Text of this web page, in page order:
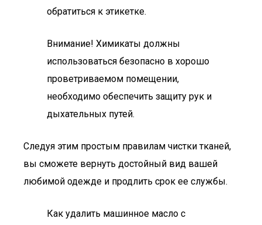
обратиться к этикетке.
Внимание! Химикаты должны
использоваться безопасно в хорошо
проветриваемом помещении,
необходимо обеспечить защиту рук и
дыхательных путей.
Следуя этим простым правилам чистки тканей,
вы сможете вернуть достойный вид вашей
любимой одежде и продлить срок ее службы.
Как удалить машинное масло с